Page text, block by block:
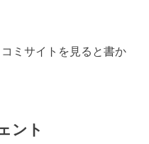
ミサイトを見ると書か
ント